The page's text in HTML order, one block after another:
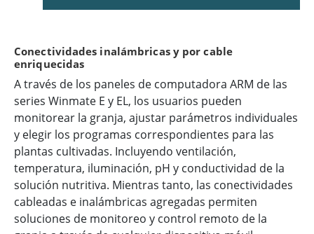
Conectividades inalámbricas y por cable
enriquecidas
A través de los paneles de computadora ARM de las
series Winmate E y EL, los usuarios pueden
monitorear la granja, ajustar parámetros individuales
y elegir los programas correspondientes para las
plantas cultivadas. Incluyendo ventilación,
temperatura, iluminación, pH y conductividad de la
solución nutritiva. Mientras tanto, las conectividades
cableadas e inalámbricas agregadas permiten
soluciones de monitoreo y control remoto de la